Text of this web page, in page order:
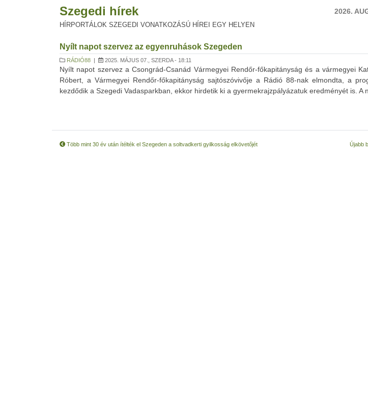
Szegedi hírek
HÍRPORTÁLOK SZEGEDI VONATKOZÁSÚ HÍREI EGY HELYEN
2026.
Nyílt napot szervez az egyenruhások Szegeden
RÁDIÓ88 | 2025. MÁJUS 07., SZERDA - 18:11
Nyílt napot szervez a Csongrád-Csanád Vármegyei Rendőr-főkapitányság és a vármegyei
Róbert, a Vármegyei Rendőr-főkapitányság sajtószóvivője a Rádió 88-nak elmondta, a
kezdődik a Szegedi Vadasparkban, ekkor hirdetik ki a gyermekrajzpályázatuk eredményét is. A
Több mint 30 év után ítélték el Szegeden a soltvadkerti gyilkosság elkövetőjét Újabb